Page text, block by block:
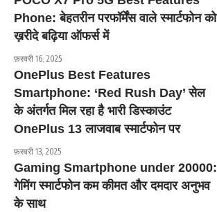
Phone: बेहतरीन परफॉर्मेंस वाले स्मार्टफोन को
ख़रीदे बढ़िया ऑफर्स में
फ़रवरी 16, 2025
OnePlus Best Features
Smartphone: ‘Red Rush Day’ सेल
के अंतर्गत मिल रहा है भारी डिस्काउंट
OnePlus 13 लाजवाब स्मार्टफोन पर
फ़रवरी 13, 2025
Gaming Smartphone under 20000:
गेमिंग स्मार्टफोन कम कीमत और दमदार अनुभव
के साथ